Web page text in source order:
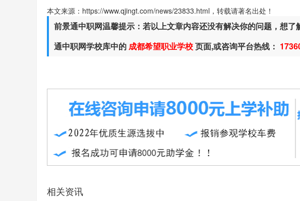
本文来源：https://www.qjingt.com/news/23833.html，转载请著名出处！
前景通中职网温馨提示：若以上文章内容还没有解决你的问题，想
通中职网学校库中的成都希望职业学校页面,或咨询平台热线：
相关资讯